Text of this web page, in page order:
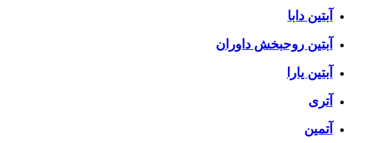
آبتین دابا
آبتین روحبخش داوران
آبتین یارا
آتری
آتمین